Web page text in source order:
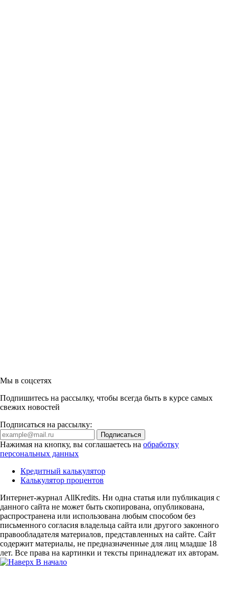
Мы в соцсетях
Подпишитесь на рассылку, чтобы всегда быть в курсе самых
свежих новостей
Подписаться на рассылку:
Нажимая на кнопку, вы соглашаетесь на обработку
персональных данных
Кредитный калькулятор
Калькулятор процентов
Интернет-журнал AllKredits. Ни одна статья или публикация с
данного сайта не может быть скопирована, опубликована,
распространена или использована любым способом без
письменного согласия владельца сайта или другого законного
правообладателя материалов, представленных на сайте. Сайт
содержит материалы, не предназначенные для лиц младше 18
лет. Все права на картинки и тексты принадлежат их авторам.
В начало